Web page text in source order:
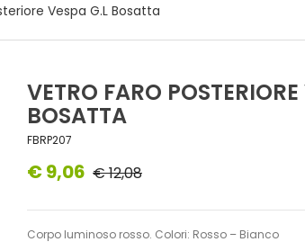
Vespa G.L Bosatta
VETRO FARO
BOSATTA
FBRP207
€ 9,06 € 12,08
Corpo luminoso rosso. Colori: Rosso – Bianco